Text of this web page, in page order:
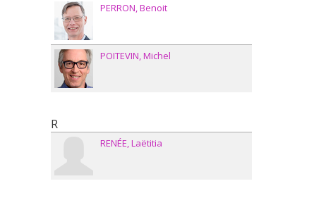
PERRON Benoit
POITEVIN Michel
R
RENÉE Laëtitia